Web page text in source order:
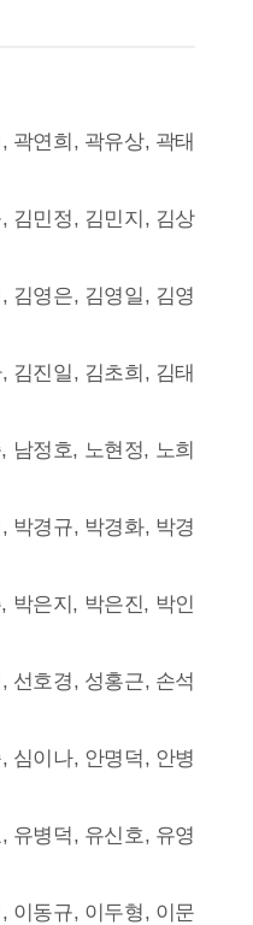
곽연희, 곽유상, 곽태
김민정, 김민지, 김상
김영은, 김영일, 김영
김진일, 김초희, 김태
정호, 노현정, 노희
박경규, 박경화, 박경
박은지, 박은진, 박인
선호경, 성홍근, 손석
심이나, 안명덕, 안병
유병덕, 유신호, 유영
이동규, 이두형, 이문